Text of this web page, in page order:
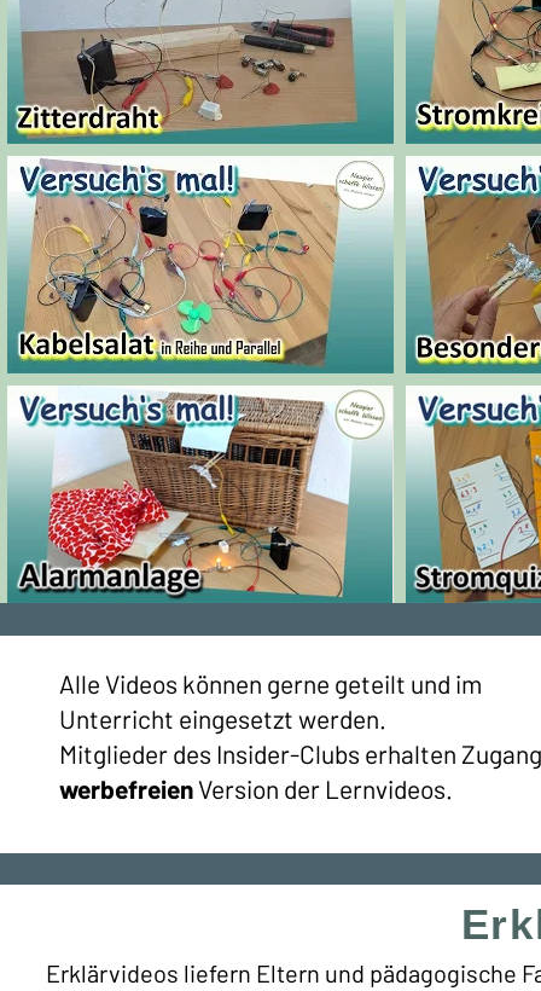
Alle Videos können gerne geteilt und im
Unterricht eingesetzt werden.
Mitglieder des Insider-Clubs erhalten
werbefreienVersion der Lernvideos.
Erklärvideos liefern Eltern und pädagogische